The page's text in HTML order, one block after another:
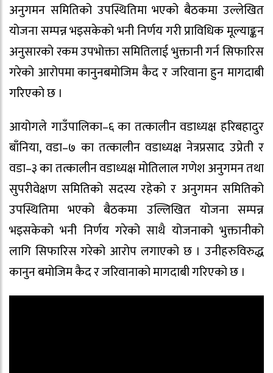
अनुगमन समितिको उपस्थितिमा भएको बैठकमा उल्लेखित
योजना सम्पन्न भइसकेको भनी निर्णय गरी प्राविधिक मूल्याङ्कन
अनुसारको रकम उपभोक्ता समितिलाई भुक्तानी गर्न सिफारिस
गरेको आरोपमा कानुनबमोजिम कैद र जरिवाना हुन मागदाबी
गरिएको छ ।
आयोगले गाउँपालिका–६ का तत्कालीन वडाध्यक्ष हरिबहादुर
बाँनिया, वडा–७ का तत्कालीन वडाध्यक्ष नेत्रप्रसाद उप्रेती र
वडा–३ का तत्कालीन वडाध्यक्ष मोतिलाल गणेश अनुगमन तथा
सुपरीवेक्षण समितिको सदस्य रहेको र अनुगमन समितिको
उपस्थितिमा भएको बैठकमा उल्लिखित योजना सम्पन्न
भइसकेको भनी निर्णय गरेको साथै योजनाको भुक्तानीको
लागि सिफारिस गरेको आरोप लगाएको छ । उनीहरुविरुद्ध
कानुन बमोजिम कैद र जरिवानाको मागदाबी गरिएको छ ।